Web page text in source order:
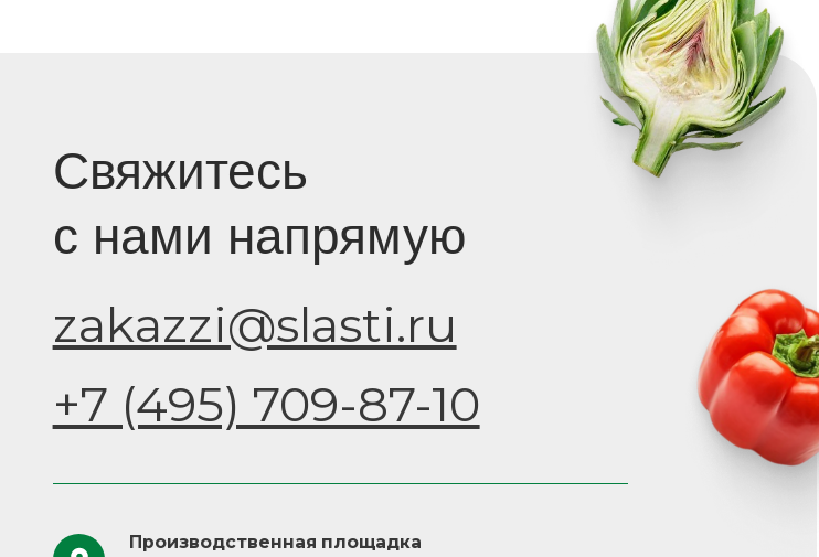
+7 (495) 709-87-10
Офис и отдел продаж
Производственная площадка
141102, Россия, Московская область,